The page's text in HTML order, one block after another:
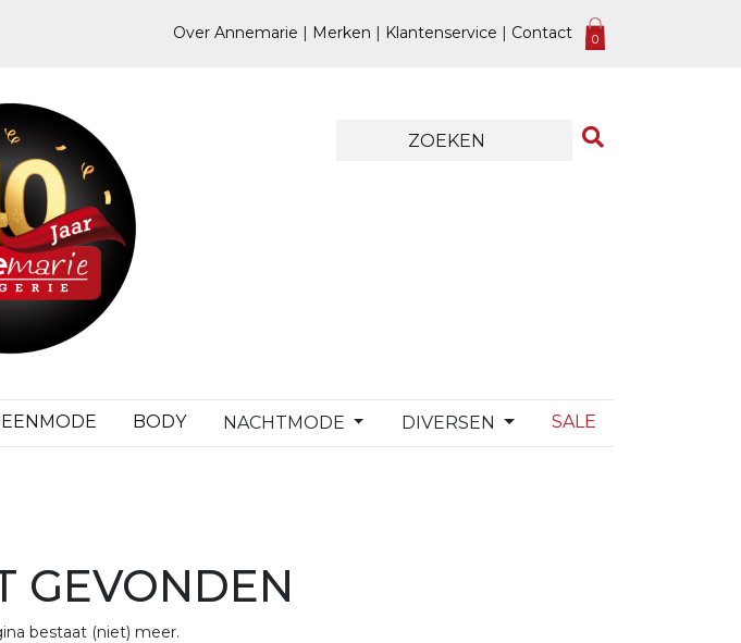
Over Annemarie | Merken | Klantenservice | Contact 0
BODY NACHTMODE DIVERSEN SALE
GEVONDEN
bestaat (niet) meer.